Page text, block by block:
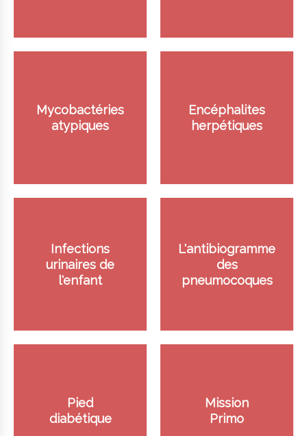
Mycobactéries
atypiques
Encéphalites
herpétiques
Infections
urinaires de
l'enfant
L'antibiogramme
des
pneumocoques
Pied
diabétique
Mission
Primo